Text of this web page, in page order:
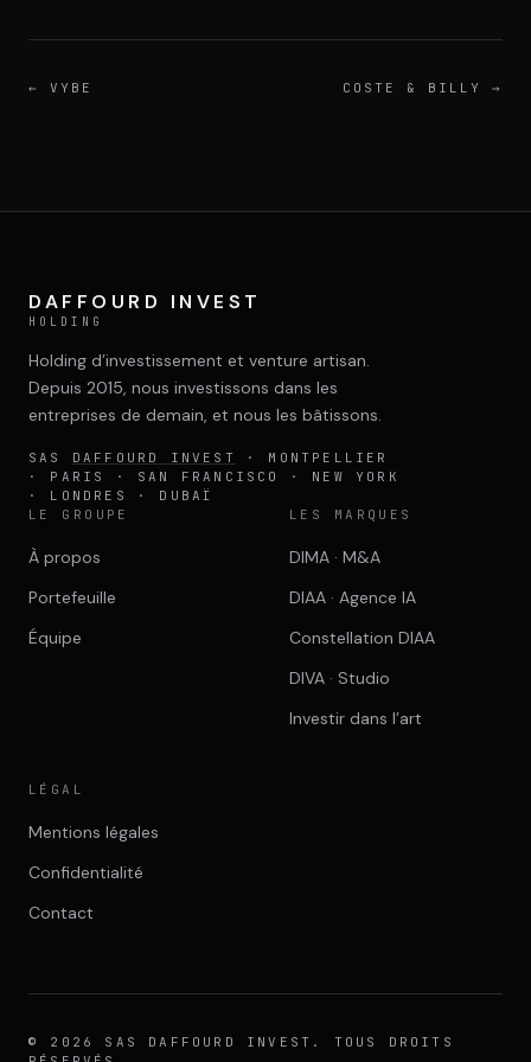
← VYBE COSTE & BILLY →
DAFFOURD INVEST
HOLDING
Holding d’investissement et venture artisan.
Depuis 2015, nous investissons dans les
entreprises de demain, et nous les bâtissons.
SAS DAFFOURD INVEST
· MONTPELLIER
· PARIS · SAN FRANCISCO · NEW YORK
· LONDRES · DUBAÏ
LE GROUPE
À propos
Portefeuille
Équipe
LES MARQUES
DIMA · M&A
DIAA · Agence IA
Constellation DIAA
DIVA · Studio
Investir dans l’art
LÉGAL
Mentions légales
Confidentialité
Contact
© 2026 SAS DAFFOURD INVEST. TOUS DROITS